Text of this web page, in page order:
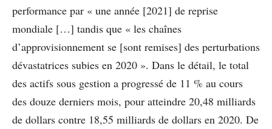
performance par « une année [2021] de reprise
mondiale […] tandis que « les chaînes
d’approvisionnement se [sont remises] des perturbations
dévastatrices subies en 2020 ». Dans le détail, le total
des actifs sous gestion a progressé de 11 % au cours
des douze derniers mois, pour atteindre 20,48 milliards
de dollars contre 18,55 milliards de dollars en 2020. De